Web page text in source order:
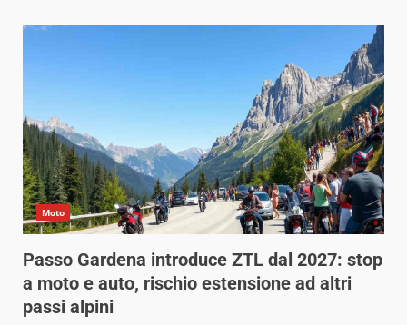
Moto
Passo Gardena introduce ZTL dal 2027: stop
a moto e auto, rischio estensione ad altri
passi alpini